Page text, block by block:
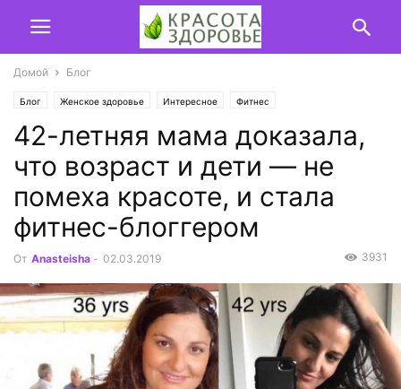
Домой Блог
Блог Женское здоровье Интересное Фитнес
42-летняя мама доказала,
что возраст и дети — не
помеха красоте, и стала
фитнес-блоггером
От Anasteisha - 02.03.2019 3931